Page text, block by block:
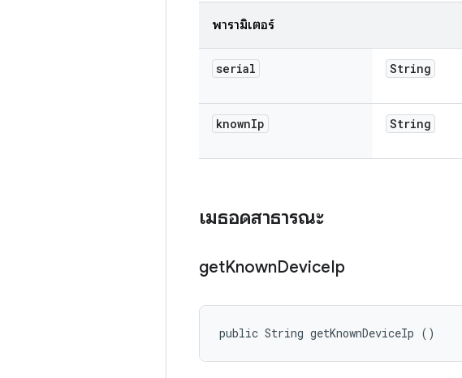
พารามิเตอร์
serial String
knownIp String
เมธอดสาธารณะ
getKnownDeviceIp
public String getKnownDeviceIp ()